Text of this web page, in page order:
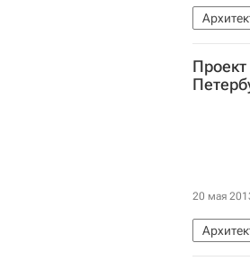
20 мая